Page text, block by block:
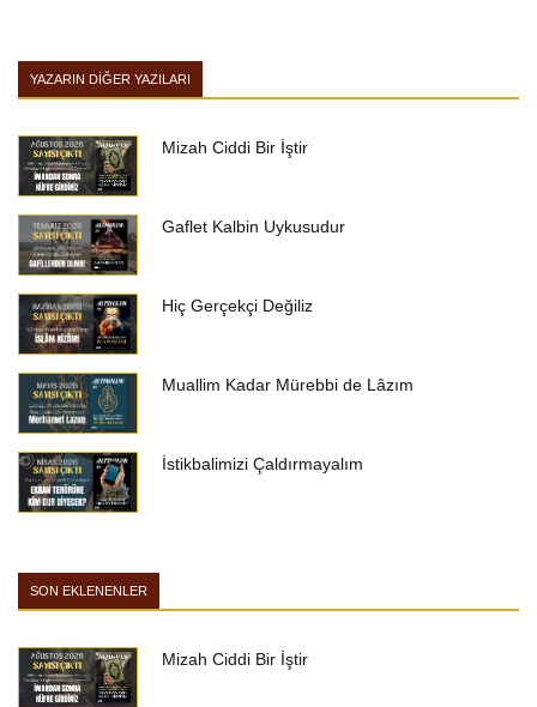
YAZARIN DIĞER YAZILARI
Mizah Ciddi Bir İştir
Gaflet Kalbin Uykusudur
Hiç Gerçekçi Değiliz
Muallim Kadar Mürebbi de Lâzım
İstikbalimizi Çaldırmayalım
SON EKLENENLER
Mizah Ciddi Bir İştir